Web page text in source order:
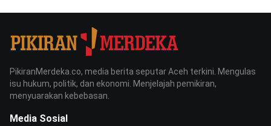
PikiranMerdeka.co, media berita seputar Aceh terkini. Mengulas
isu hukum, politik, dan ekonomi. Menjelajah pemikiran,
menyuarakan kebebasan.
Media Sosial